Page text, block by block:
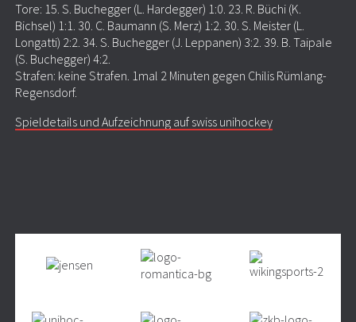
Tore: 15. S. Buchegger (L. Hardegger) 1:0. 23. R. Büchi (K.
Bichsel) 1:1. 30. C. Baumann (S. Merz) 1:2. 30. S. Meister (L.
Longatti) 2:2. 34. S. Buchegger (J. Leppanen) 3:2. 39. B. Taipale
(S. Buchegger) 4:2.
Strafen: keine Strafen. 1mal 2 Minuten gegen Chilis Rümlang-
Regensdorf.
Spieldetails und Aufzeichnung auf swiss unihockey